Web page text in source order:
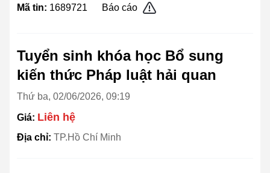
Mã tin: 1689721 Báo cáo
Tuyển sinh khóa học Bổ sung
kiến thức Pháp luật hải quan
Thứ ba, 02/06/2026, 09:19
Giá: Liên hệ
Địa chỉ: TP.Hồ Chí Minh